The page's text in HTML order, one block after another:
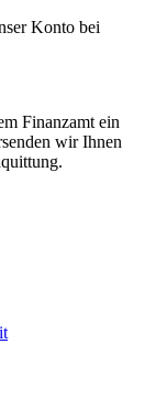
Konto bei
Finanzamt ein
wir Ihnen